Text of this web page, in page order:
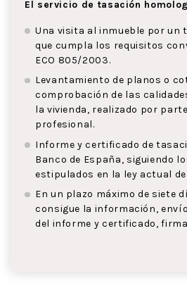
El servicio de tasación
Una visita al inmueble por un
que cumpla los requisitos
ECO 805/2003.
Levantamiento de planos o
comprobación de las
la vivienda, realizado por
profesional.
Informe y certificado de
Banco de España, siguiendo
estipulados en la ley actual
En un plazo máximo de siete
consigue la información,
del informe y certificado,